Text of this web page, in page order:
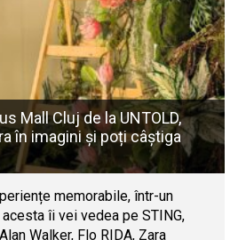
Mall Cluj de la UNTOLD,
în imagini și poți câștiga
memorabile, într-un
acesta îi vei vedea pe STING,
Walker, Flo RIDA, Zara